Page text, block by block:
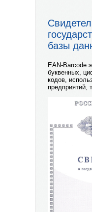
базы
EAN-Barcode
буквенных,
кодов,
предприятий,